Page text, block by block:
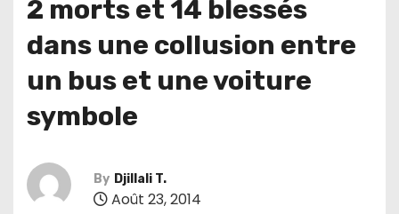
2 morts et 14 blessés
dans une collusion entre
un bus et une voiture
symbole
By Djillali T.
Août 23, 2014